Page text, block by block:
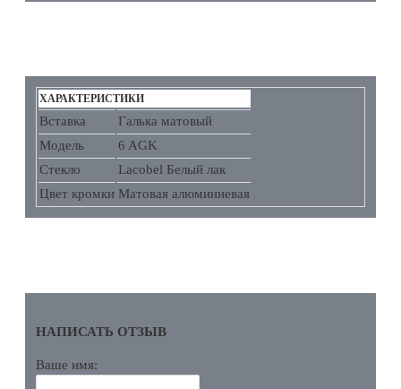
ХАРАКТЕРИСТИКИ
Вставка
Галька матовый
Модель
6 AGK
Стекло
Lacobel Белый лак
Цвет кромки Матовая алюминиевая
НАПИСАТЬ ОТЗЫВ
Ваше имя: